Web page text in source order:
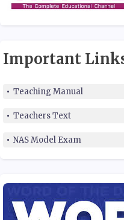
Important
Teaching Manual
Teachers Text
NAS Model Exam